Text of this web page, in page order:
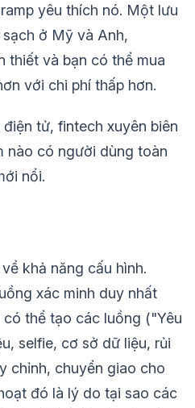
yêu thích nó. Một lưu
ở Mỹ và Anh,
thiết và bạn có thể mua
với chi phí thấp hơn.
điện tử, fintech xuyên biên
nào có người dùng toàn
nổi.
khả năng cấu hình.
xác minh duy nhất
có thể tạo các luồng ("Yêu
selfie, cơ sở dữ liệu, rủi
chỉnh, chuyển giao cho
đó là lý do tại sao các